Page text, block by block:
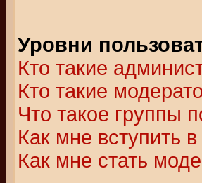
Уровни
Кто такие
Кто такие
Что такое группы
Как мне вступить в
Как мне стать